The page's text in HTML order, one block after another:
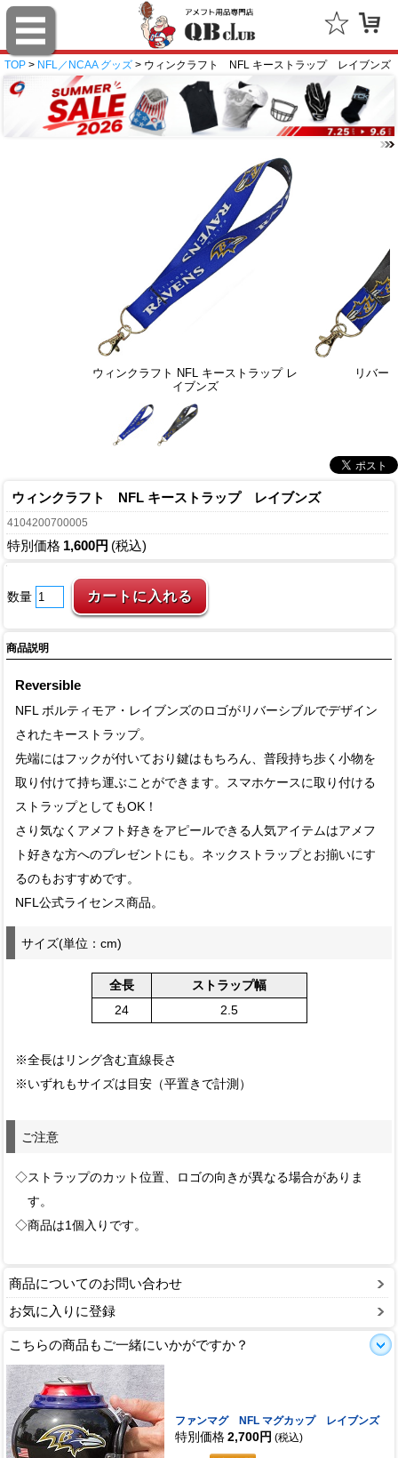
TOP > NFL／NCAA グッズ > ウィンクラフト NFL キーストラップ レイブンズ
ウィンクラフト NFL キーストラップ レ
イブンズ
リバー
ウィンクラフト NFL キーストラップ レイブンズ
4104200700005
特別価格 1,600円 (税込)
数量
商品説明
Reversible
NFL ボルティモア・レイブンズのロゴがリバーシブルでデザイン
されたキーストラップ。
先端にはフックが付いており鍵はもちろん、普段持ち歩く小物を
取り付けて持ち運ぶことができます。スマホケースに取り付ける
ストラップとしてもOK！
さり気なくアメフト好きをアピールできる人気アイテムはアメフ
ト好きな方へのプレゼントにも。ネックストラップとお揃いにす
るのもおすすめです。
NFL公式ライセンス商品。
サイズ(単位：cm)
全長
ストラップ幅
24
2.5
※全長はリング含む直線長さ
※いずれもサイズは目安（平置きで計測）
ご注意
◇ストラップのカット位置、ロゴの向きが異なる場合がありま
す。
◇商品は1個入りです。
商品についてのお問い合わせ
お気に入りに登録
こちらの商品もご一緒にいかがですか？
ファンマグ NFL マグカップ レイブンズ
特別価格 2,700円 (税込)